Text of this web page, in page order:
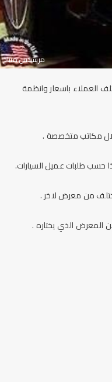
مرسيدس ميباخ
العملاء باسعار وانظمة
مكاتب متخصصة .
حسب طلبات عميل السيارات.
من معرض لاخر .
المعرض الذي يختاره .